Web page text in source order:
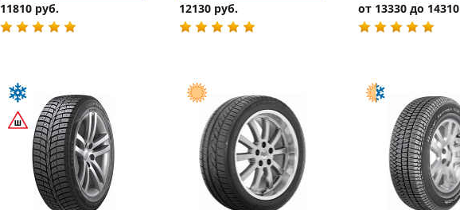
11810 руб. 12130 руб. от 13330 до